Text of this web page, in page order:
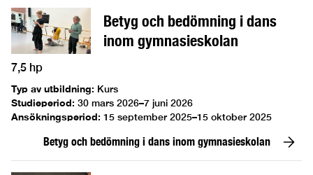
Betyg och bedömning i dans
inom gymnasieskolan
7,5 hp
Typ av utbildning: Kurs
Studieperiod: 30 mars 2026–7 juni 2026
Ansökningsperiod: 15 september 2025–15 oktober 2025
Betyg och bedömning i dans inom gymnasieskolan